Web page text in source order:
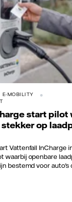
E-MOBILITY
start pilot
op
Vattenfall InCharge
waarbij openbare
bestemd voor auto's